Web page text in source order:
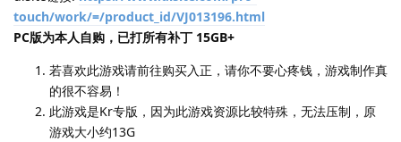
touch/work/=/product_id/VJ013196.html
PC版为本人自购，已打所有补丁 15GB+
若喜欢此游戏请前往购买入正，请你不要心疼钱，游戏制作真
的很不容易！
此游戏是Kr专版，因为此游戏资源比较特殊，无法压制，原
游戏大小约13G